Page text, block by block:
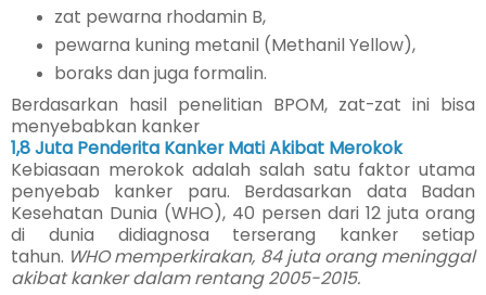
zat pewarna rhodamin B,
pewarna kuning metanil (Methanil Yellow),
boraks dan juga formalin.
Berdasarkan hasil penelitian BPOM, zat-zat ini bisa
menyebabkan kanker
1,8 Juta Penderita Kanker Mati Akibat Merokok
Kebiasaan merokok adalah salah satu faktor utama
penyebab kanker paru. Berdasarkan data Badan
Kesehatan Dunia (WHO), 40 persen dari 12 juta orang
di dunia didiagnosa terserang kanker setiap
tahun. WHO memperkirakan, 84 juta orang meninggal
akibat kanker dalam rentang 2005-2015.